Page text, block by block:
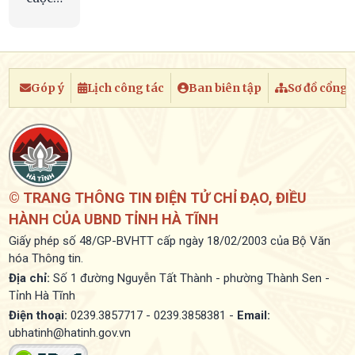
Góp ý Lịch công tác Ban biên tập Sơ đồ cổng
© TRANG THÔNG TIN ĐIỆN TỬ CHỈ ĐẠO, ĐIỀU
HÀNH CỦA UBND TỈNH HÀ TĨNH
Giấy phép số 48/GP-BVHTT cấp ngày 18/02/2003 của Bộ Văn
hóa Thông tin.
Địa chỉ: Số 1 đường Nguyễn Tất Thành - phường Thành Sen -
Tỉnh Hà Tĩnh
Điện thoại: 0239.3857717 - 0239.3858381 - Email:
ubhatinh@hatinh.gov.vn